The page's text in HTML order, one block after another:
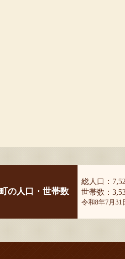
町の人口・世帯数
総人口：
世帯数：
令和8年7月